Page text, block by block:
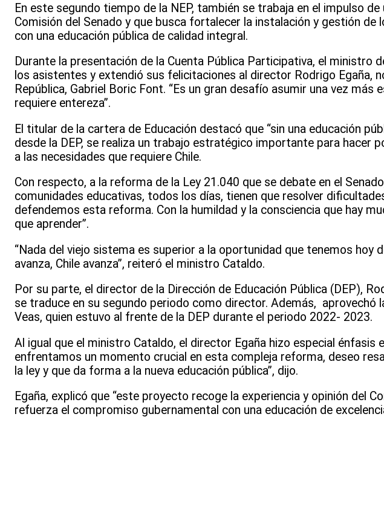
En este segundo tiempo de la NEP, también se trabaja en el impulso
Comisión del Senado y que busca fortalecer la instalación y gestión
con una educación pública de calidad integral.
Durante la presentación de la Cuenta Pública Participativa, el ministro
los asistentes y extendió sus felicitaciones al director Rodrigo Egaña,
República, Gabriel Boric Font. “Es un gran desafío asumir una vez
requiere entereza”.
El titular de la cartera de Educación destacó que “sin una educación
desde la DEP, se realiza un trabajo estratégico importante para hacer
a las necesidades que requiere Chile.
Con respecto, a la reforma de la Ley 21.040 que se debate en el
comunidades educativas, todos los días, tienen que resolver
defendemos esta reforma. Con la humildad y la consciencia que hay
que aprender”.
“Nada del viejo sistema es superior a la oportunidad que tenemos hoy
avanza, Chile avanza”, reiteró el ministro Cataldo.
Por su parte, el director de la Dirección de Educación Pública (DEP),
se traduce en su segundo periodo como director. Además, aprovechó
Veas, quien estuvo al frente de la DEP durante el periodo 2022- 2023.
Al igual que el ministro Cataldo, el director Egaña hizo especial énfasis
enfrentamos un momento crucial en esta compleja reforma, deseo
la ley y que da forma a la nueva educación pública”, dijo.
Egaña, explicó que “este proyecto recoge la experiencia y opinión del
refuerza el compromiso gubernamental con una educación de